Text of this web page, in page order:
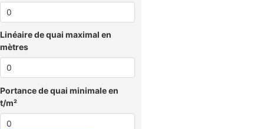
Linéaire de quai maximal en
mètres
Portance de quai minimale en
t/m²